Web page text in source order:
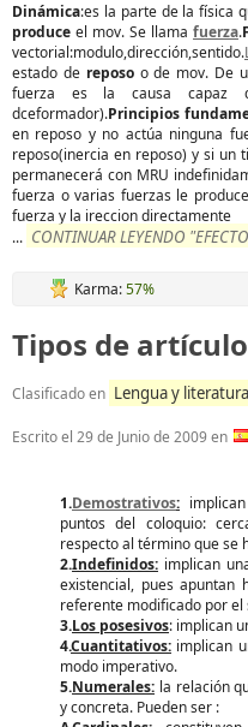
Dinámica:es la parte de la física
produce el mov. Se llama fuerza.
vectorial:modulo,dirección,sentido.
estado de reposoo de mov. De
fuerza es la causa capaz
dceformador).Principios
en reposo y no actúa ninguna
reposo(inercia en reposo) y si un
permanecerá con MRU
fuerza o varias fuerzas le
fuerza y la ireccion directamente
... CONTINUAR LEYENDO
Karma:57%
Tipos de
Clasificado en Lengua y literatura
Escrito el 29 de Junio de 2009en
1.Demostrativos:
puntos del coloquio:
respecto al término que se
2.Indefinidos: implican
existencial, pues apuntan
referente modificado por
3.Los posesivos: implican
4.Cuantitativos: implican
modo imperativo.
5.Numerales: la relación
y concreta. Pueden ser :